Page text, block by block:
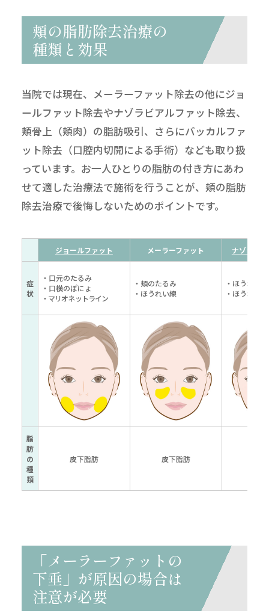
頬の脂肪除去治療の
種類と効果
当院では現在、メーラーファット除去の他にジョ
ールファット除去やナゾラビアルファット除去、
頬骨上（頬肉）の脂肪吸引、さらにバッカルファ
ット除去（口腔内切開による手術）なども取り扱
っています。お一人ひとりの脂肪の付き方にあわ
せて適した治療法で施術を行うことが、頬の脂肪
除去治療で後悔しないためのポイントです。
ジョールファット メーラーファット ナゾラビ
症
状
・口元のたるみ
・口横のぽにょ
・マリオネットライン
・頬のたるみ
・ほうれい線
・ほうれい線
・ほうれい
脂
肪
の
種
類
皮下脂肪 皮下脂肪
「メーラーファットの
下垂」が原因の場合は
注意が必要